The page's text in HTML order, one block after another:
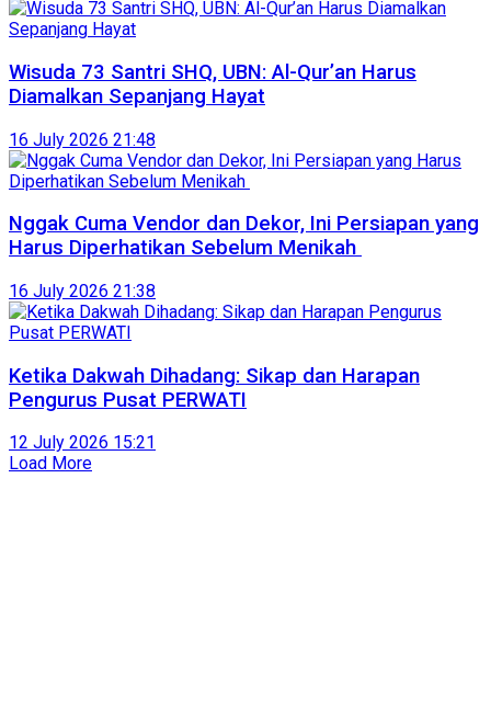
Wisuda 73 Santri SHQ, UBN: Al-Qur’an Harus
Diamalkan Sepanjang Hayat
16 July 2026 21:48
Nggak Cuma Vendor dan Dekor, Ini Persiapan yang
Harus Diperhatikan Sebelum Menikah
16 July 2026 21:38
Ketika Dakwah Dihadang: Sikap dan Harapan
Pengurus Pusat PERWATI
12 July 2026 15:21
Load More